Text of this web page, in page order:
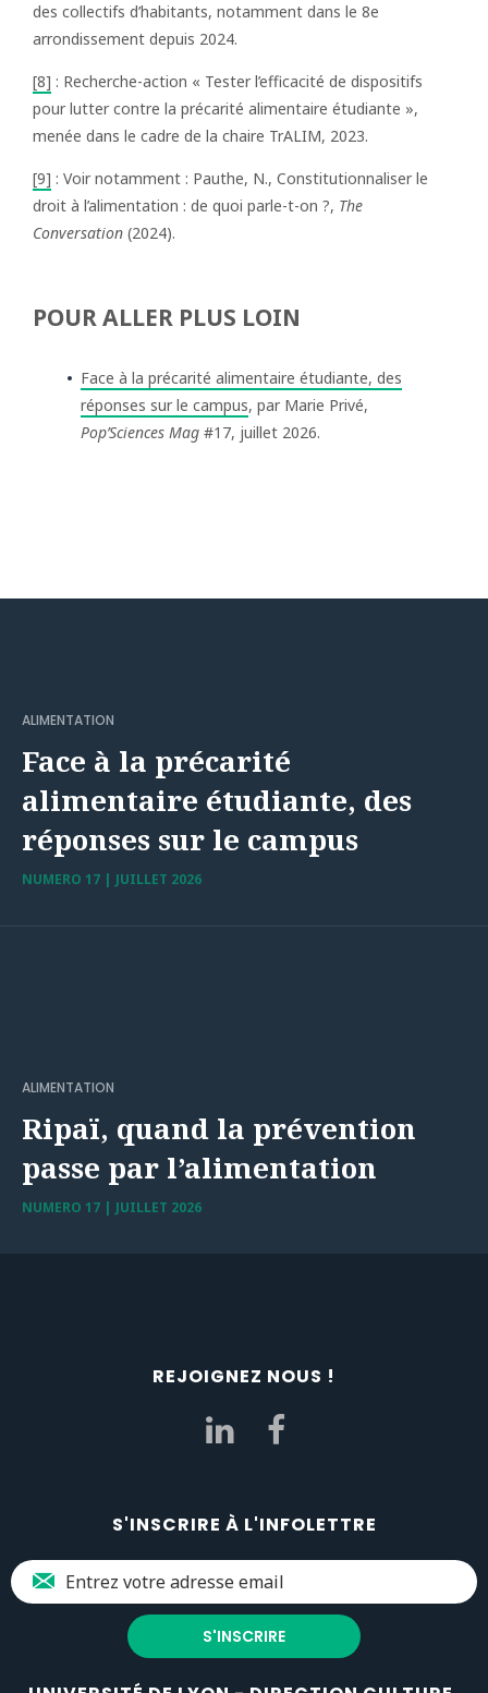
des collectifs d’habitants, notamment dans le 8e
arrondissement depuis 2024.
[8] : Recherche-action « Tester l’efficacité de dispositifs
pour lutter contre la précarité alimentaire étudiante »,
menée dans le cadre de la chaire TrALIM, 2023.
[9] : Voir notamment : Pauthe, N., Constitutionnaliser le
droit à l’alimentation : de quoi parle-t-on ?, The
Conversation (2024).
POUR ALLER PLUS LOIN
Face à la précarité alimentaire étudiante, des
réponses sur le campus, par Marie Privé,
Pop’Sciences Mag #17, juillet 2026.
ALIMENTATION
Face à la précarité
alimentaire étudiante, des
réponses sur le campus
NUMERO 17 | JUILLET 2026
ALIMENTATION
Ripaï, quand la prévention
passe par l’alimentation
NUMERO 17 | JUILLET 2026
REJOIGNEZ NOUS !
S'INSCRIRE À L'INFOLETTRE